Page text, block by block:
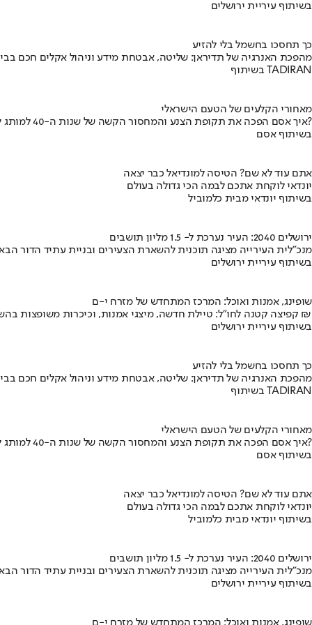
בשיתוף עיריית ירושלים
כך תחסכו בחשמל בלי להזיע
מהפכת האנרגיה של תדיראן: שליטה, אבטחת מידע וניהול אקלים חכם
בשיתוף TADIRAN
מאחורי הקלעים של הטעם הישראלי
איך אסם הפכה את תקופת הצנע והמחסור הקשה של שנות ה-40 למותג לאומי?
בשיתוף אסם
אתם עוד לא שם? הטיסה למונדיאל כבר יצאה
יונדאי לוקחת אתכם לבמה הכי גדולה בעולם
בשיתוף יונדאי מבית כלמוביל
ירושלים 2040: העיר נערכת ל- 1.5 מליון תושבים
מנכ"לית העירייה מציגה תוכנית להשארת הצעירים ובניית עתיד הדור
בשיתוף עיריית ירושלים
שופינג, אמנות ואוכל: המרכז המתחדש של מזרח י-ם
קפיצה קטנה לחו"ל: טיילת חדשה, מיצגי אמנות, וכיכרות משופצות בהשקעה של 100 מיליון ₪
בשיתוף עיריית ירושלים
כך תחסכו בחשמל בלי להזיע
מהפכת האנרגיה של תדיראן: שליטה, אבטחת מידע וניהול אקלים חכם
בשיתוף TADIRAN
מאחורי הקלעים של הטעם הישראלי
איך אסם הפכה את תקופת הצנע והמחסור הקשה של שנות ה-40 למותג לאומי?
בשיתוף אסם
אתם עוד לא שם? הטיסה למונדיאל כבר יצאה
יונדאי לוקחת אתכם לבמה הכי גדולה בעולם
בשיתוף יונדאי מבית כלמוביל
ירושלים 2040: העיר נערכת ל- 1.5 מליון תושבים
מנכ"לית העירייה מציגה תוכנית להשארת הצעירים ובניית עתיד הדור
בשיתוף עיריית ירושלים